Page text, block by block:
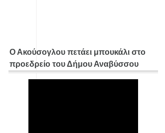
Ο Ακούσογλου πετάει μπουκάλι στο
προεδρείο του Δήμου Αναβύσσου